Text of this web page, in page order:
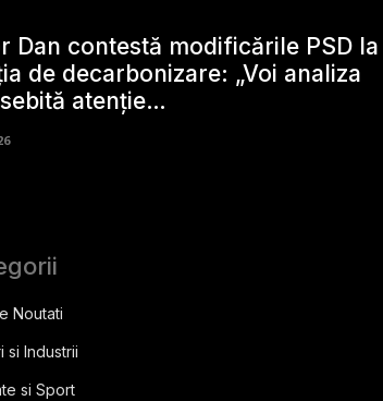
Dan contestă modificările PSD la
de decarbonizare: „Voi analiza
atenție…
Noutati
si Industrii
si Sport